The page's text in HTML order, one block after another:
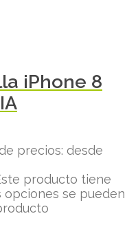
iPhone 8
precios: desde
producto tiene
opciones se pueden